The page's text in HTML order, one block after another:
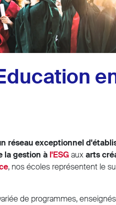
réseau exceptionnel
la gestion à l'ESGauxarts
, nos écoles représentent le
de programmes,